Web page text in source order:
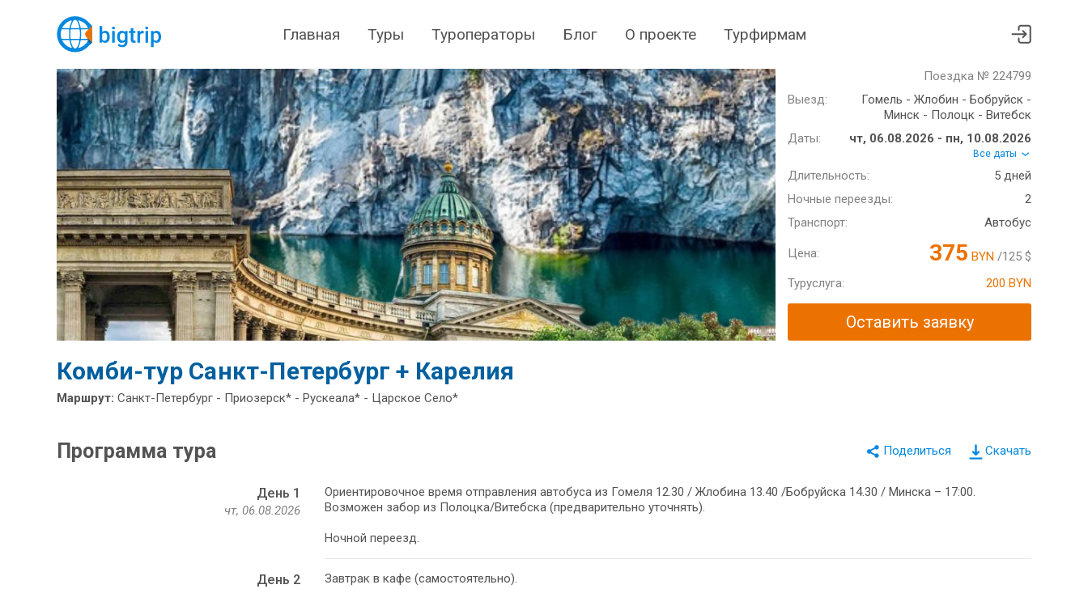
Главная Туры Туроператоры Блог О проекте Турфирмам
Поездка № 224799
Выезд:
Гомель - Жлобин - Бобруйск -
Минск - Полоцк - Витебск
Даты:
чт, 06.08.2026 - пн, 10.08.2026
Все даты
Длительность:
5 дней
Ночные переезды:
2
Транспорт:
Автобус
Цена: 375 BYN /125 $
Туруслуга:
200 BYN
Оставить заявку
Комби-тур Санкт-Петербург + Карелия
Маршрут: Санкт-Петербург - Приозерск* - Рускеала* - Царское Село*
Скачать
Программа тура
День 1
чт, 06.08.2026
Ориентировочное время отправления автобуса из Гомеля 12.30 / Жлобина 13.40 /Бобруйска 14.30 / Минска – 17:00.
Возможен забор из Полоцка/Витебска (предварительно уточнять).
Ночной переезд.
День 2 Завтрак в кафе (самостоятельно).